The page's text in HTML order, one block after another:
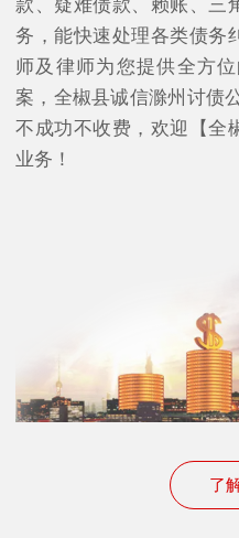
款、疑难债款、赖账、三
务，能快速处理各类债务
师及律师为您提供全方
案，全椒县诚信滁州讨债
不成功不收费，欢迎【全
业务！
了